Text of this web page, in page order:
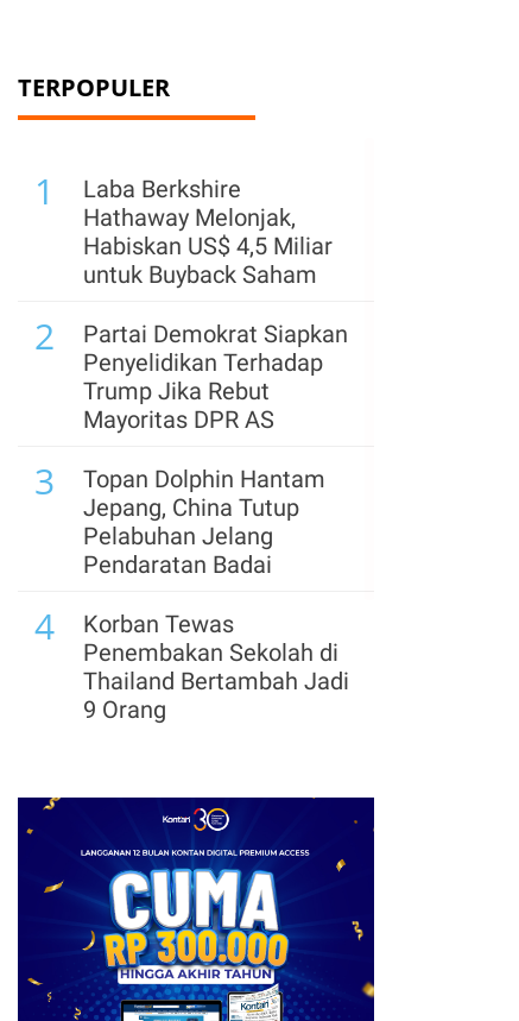
TERPOPULER
1
Laba Berkshire
Hathaway Melonjak,
Habiskan US$ 4,5 Miliar
untuk Buyback Saham
2
Partai Demokrat Siapkan
Penyelidikan Terhadap
Trump Jika Rebut
Mayoritas DPR AS
3
Topan Dolphin Hantam
Jepang, China Tutup
Pelabuhan Jelang
Pendaratan Badai
4
Korban Tewas
Penembakan Sekolah di
Thailand Bertambah Jadi
9 Orang
Hampir Tercapai,
Pasokan Minyak Masih
Terancam